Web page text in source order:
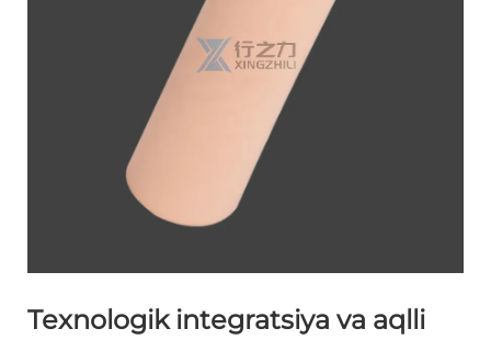
Texnologik integratsiya va aqlli